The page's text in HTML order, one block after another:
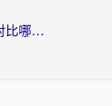
斧牛VPN好用吗？和六毫秒VPN对比哪个回国效果更好？海外党亲测实用指南